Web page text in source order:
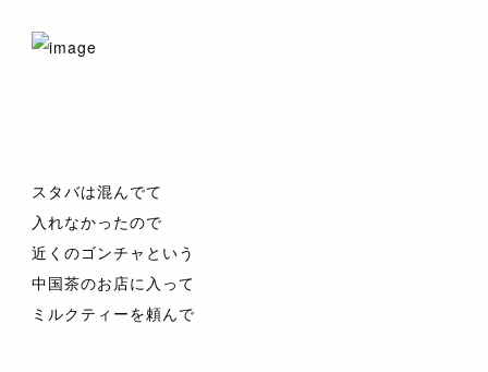
スタバは混んでて
入れなかったので
近くのゴンチャという
中国茶のお店に入って
ミルクティーを頼んで